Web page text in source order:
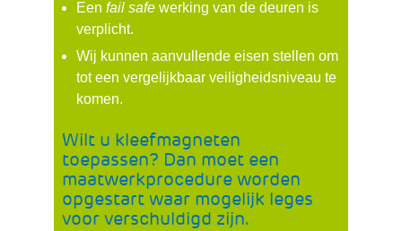
Een fail safe werking van de deuren is
verplicht.
Wij kunnen aanvullende eisen stellen om
tot een vergelijkbaar veiligheidsniveau te
komen.
Wilt u kleefmagneten
toepassen? Dan moet een
maatwerkprocedure worden
opgestart waar mogelijk leges
voor verschuldigd zijn.